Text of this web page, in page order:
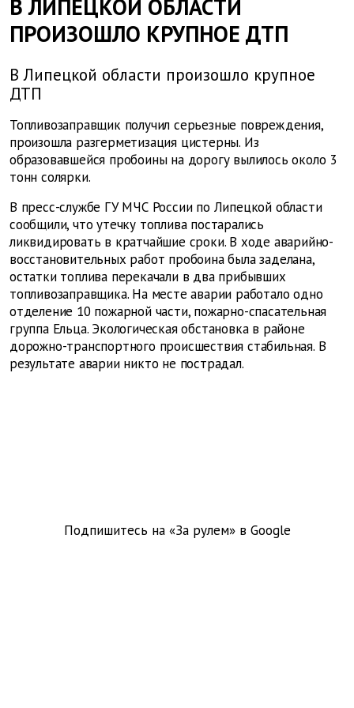
В ЛИПЕЦКОЙ ОБЛАСТИ
ПРОИЗОШЛО КРУПНОЕ ДТП
В Липецкой области произошло крупное
ДТП
Топливозаправщик получил серьезные повреждения,
произошла разгерметизация цистерны. Из
образовавшейся пробоины на дорогу вылилось около 3
тонн солярки.
В пресс-службе ГУ МЧС России по Липецкой области
сообщили, что утечку топлива постарались
ликвидировать в кратчайшие сроки. В ходе аварийно-
восстановительных работ пробоина была заделана,
остатки топлива перекачали в два прибывших
топливозаправщика. На месте аварии работало одно
отделение 10 пожарной части, пожарно-спасательная
группа Ельца. Экологическая обстановка в районе
дорожно-транспортного происшествия стабильная. В
результате аварии никто не пострадал.
Подпишитесь на «За рулем» в Google